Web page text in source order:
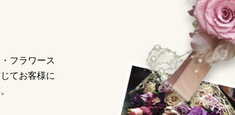
フラワース
てお客様に